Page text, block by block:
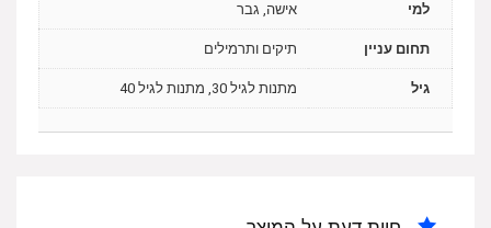
למי אישה, גבר
תחום עניין תיקים ותרמילים
גיל מתנות לגיל 30, מתנות לגיל 40